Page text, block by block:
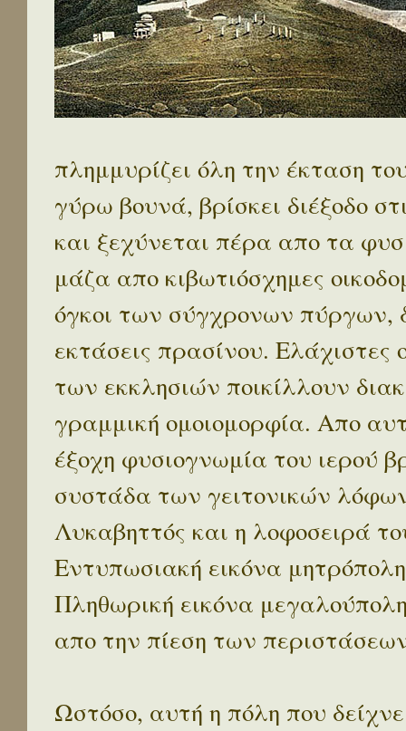
πλημμυρίζει όλη την έκταση
γύρω βουνά, βρίσκει διέξοδο
και ξεχύνεται πέρα απο τα
μάζα απο κιβωτιόσχημες
όγκοι των σύγχρονων πύργων,
εκτάσεις πρασίνου.
των εκκλησιών ποικίλλουν
γραμμική ομοιομορφία. Απο
έξοχη φυσιογνωμία του ιερού
συστάδα των γειτονικών
Λυκαβηττός και η λοφοσειρά
Εντυπωσιακή εικόνα
Πληθωρική εικόνα
απο την πίεση των
Ωστόσο, αυτή η πόλη που